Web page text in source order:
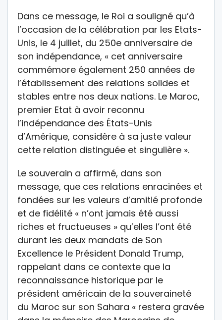
Dans ce message, le Roi a souligné qu’à
l’occasion de la célébration par les Etats-
Unis, le 4 juillet, du 250e anniversaire de
son indépendance, « cet anniversaire
commémore également 250 années de
l’établissement des relations solides et
stables entre nos deux nations. Le Maroc,
premier Etat à avoir reconnu
l’indépendance des États-Unis
d’Amérique, considère à sa juste valeur
cette relation distinguée et singulière ».
Le souverain a affirmé, dans son
message, que ces relations enracinées et
fondées sur les valeurs d’amitié profonde
et de fidélité « n’ont jamais été aussi
riches et fructueuses » qu’elles l’ont été
durant les deux mandats de Son
Excellence le Président Donald Trump,
rappelant dans ce contexte que la
reconnaissance historique par le
président américain de la souveraineté
du Maroc sur son Sahara « restera gravée